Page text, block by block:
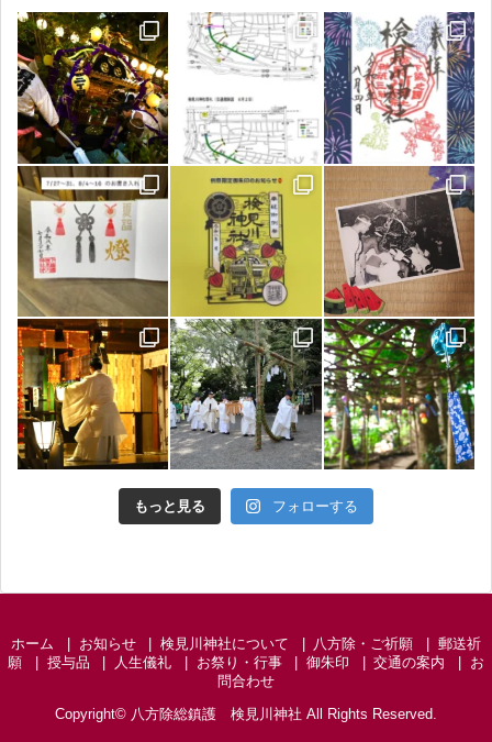
もっと見る フォローする
ホーム お知らせ 検見川神社について 八方除・ご祈願
郵送祈
願
授与品 人生儀礼 お祭り・行事 御朱印 交通の案内
お
問合わせ
Copyright© 八方除総鎮護 検見川神社 All Rights Reserved.